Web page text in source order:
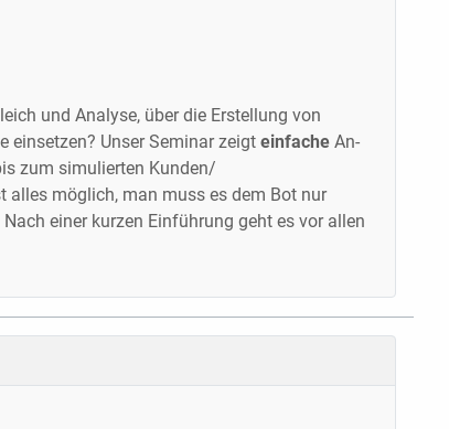
und Analyse, über die Erstellung von
einsetzen? Unser Seminar zeigt einfache An­
zum simulierten Kunden/
alles möglich, man muss es dem Bot nur
einer kurzen Einführung geht es vor allen